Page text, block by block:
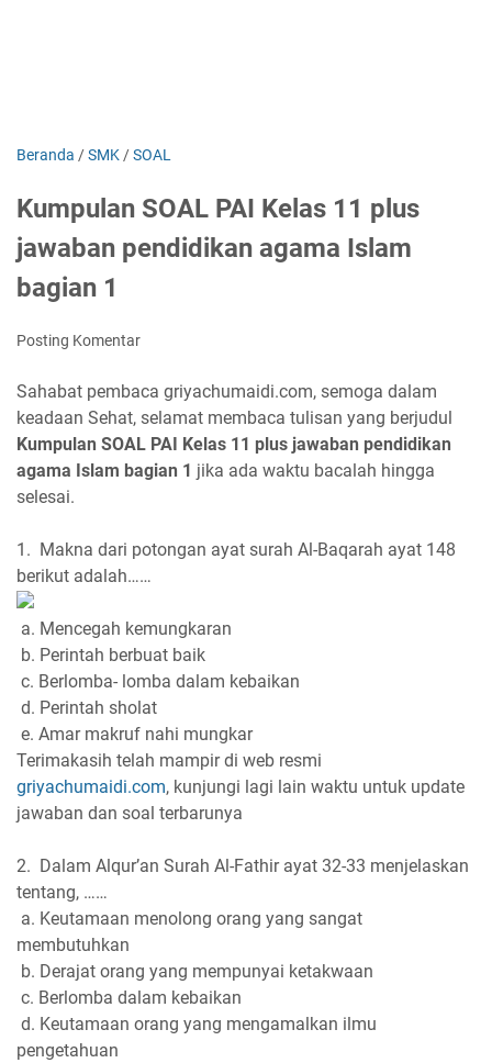
Beranda /SMK /SOAL
Kumpulan SOAL PAI Kelas 11 plus
jawaban pendidikan agama Islam
bagian 1
Posting Komentar
Sahabat pembaca griyachumaidi.com, semoga dalam
keadaan Sehat, selamat membaca tulisan yang berjudul
Kumpulan SOAL PAI Kelas 11 plus jawaban pendidikan
agama Islam bagian 1 jika ada waktu bacalah hingga
selesai.
1. Makna dari potongan ayat surah Al-Baqarah ayat 148
berikut adalah……
a. Mencegah kemungkaran
b. Perintah berbuat baik
c. Berlomba- lomba dalam kebaikan
d. Perintah sholat
e. Amar makruf nahi mungkar
Terimakasih telah mampir di web resmi
griyachumaidi.com, kunjungi lagi lain waktu untuk update
jawaban dan soal terbarunya
2. Dalam Alqur’an Surah Al-Fathir ayat 32-33 menjelaskan
tentang, ……
a. Keutamaan menolong orang yang sangat
membutuhkan
b. Derajat orang yang mempunyai ketakwaan
c. Berlomba dalam kebaikan
d. Keutamaan orang yang mengamalkan ilmu
pengetahuan